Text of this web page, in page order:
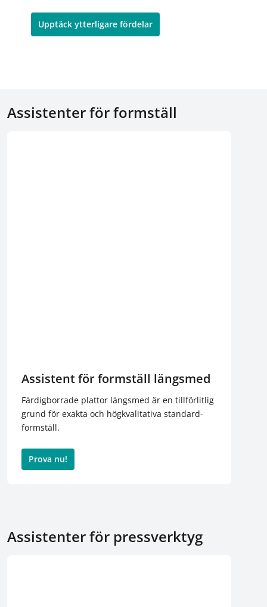
Upptäck ytterligare fördelar
Assistenter för formställ
Assistent för formställ längsmed
Färdigborrade plattor längsmed är en tillförlitlig
grund för exakta och högkvalitativa standard-
formställ.
Prova nu!
Assistenter för pressverktyg